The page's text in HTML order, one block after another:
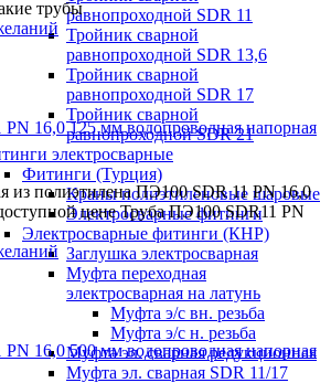
равнопроходной SDR 11
Тройник сварной
равнопроходной SDR 13,6
Тройник сварной
равнопроходной SDR 17
Тройник сварной
равнопроходной SDR 21
электросварные
Фитинги (Турция)
Краны полиэтиленовые шаровые
Электросварные фитинги
Электросварные фитинги (КНР)
Заглушка электросварная
Муфта переходная
электросварная на латунь
Муфта э/с вн. резьба
Муфта э/с н. резьба
Муфта эл. cварная редукционная
Муфта эл. сварная SDR 11/17
трубы
16,0 125 мм водопроводная напорная
из полиэтилена ПЭ100 SDR 11 PN 16,0
цене Труба ПЭ100 SDR11 PN
16,0 500 мм водопроводная напорная